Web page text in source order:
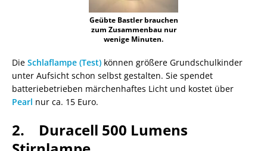
Geübte Bastler brauchen
zum Zusammenbau nur
wenige Minuten.
Die Schlaflampe (Test) können größere Grundschulkinder
unter Aufsicht schon selbst gestalten. Sie spendet
batteriebetrieben märchenhaftes Licht und kostet über
Pearl nur ca. 15 Euro.
2. Duracell 500 Lumens